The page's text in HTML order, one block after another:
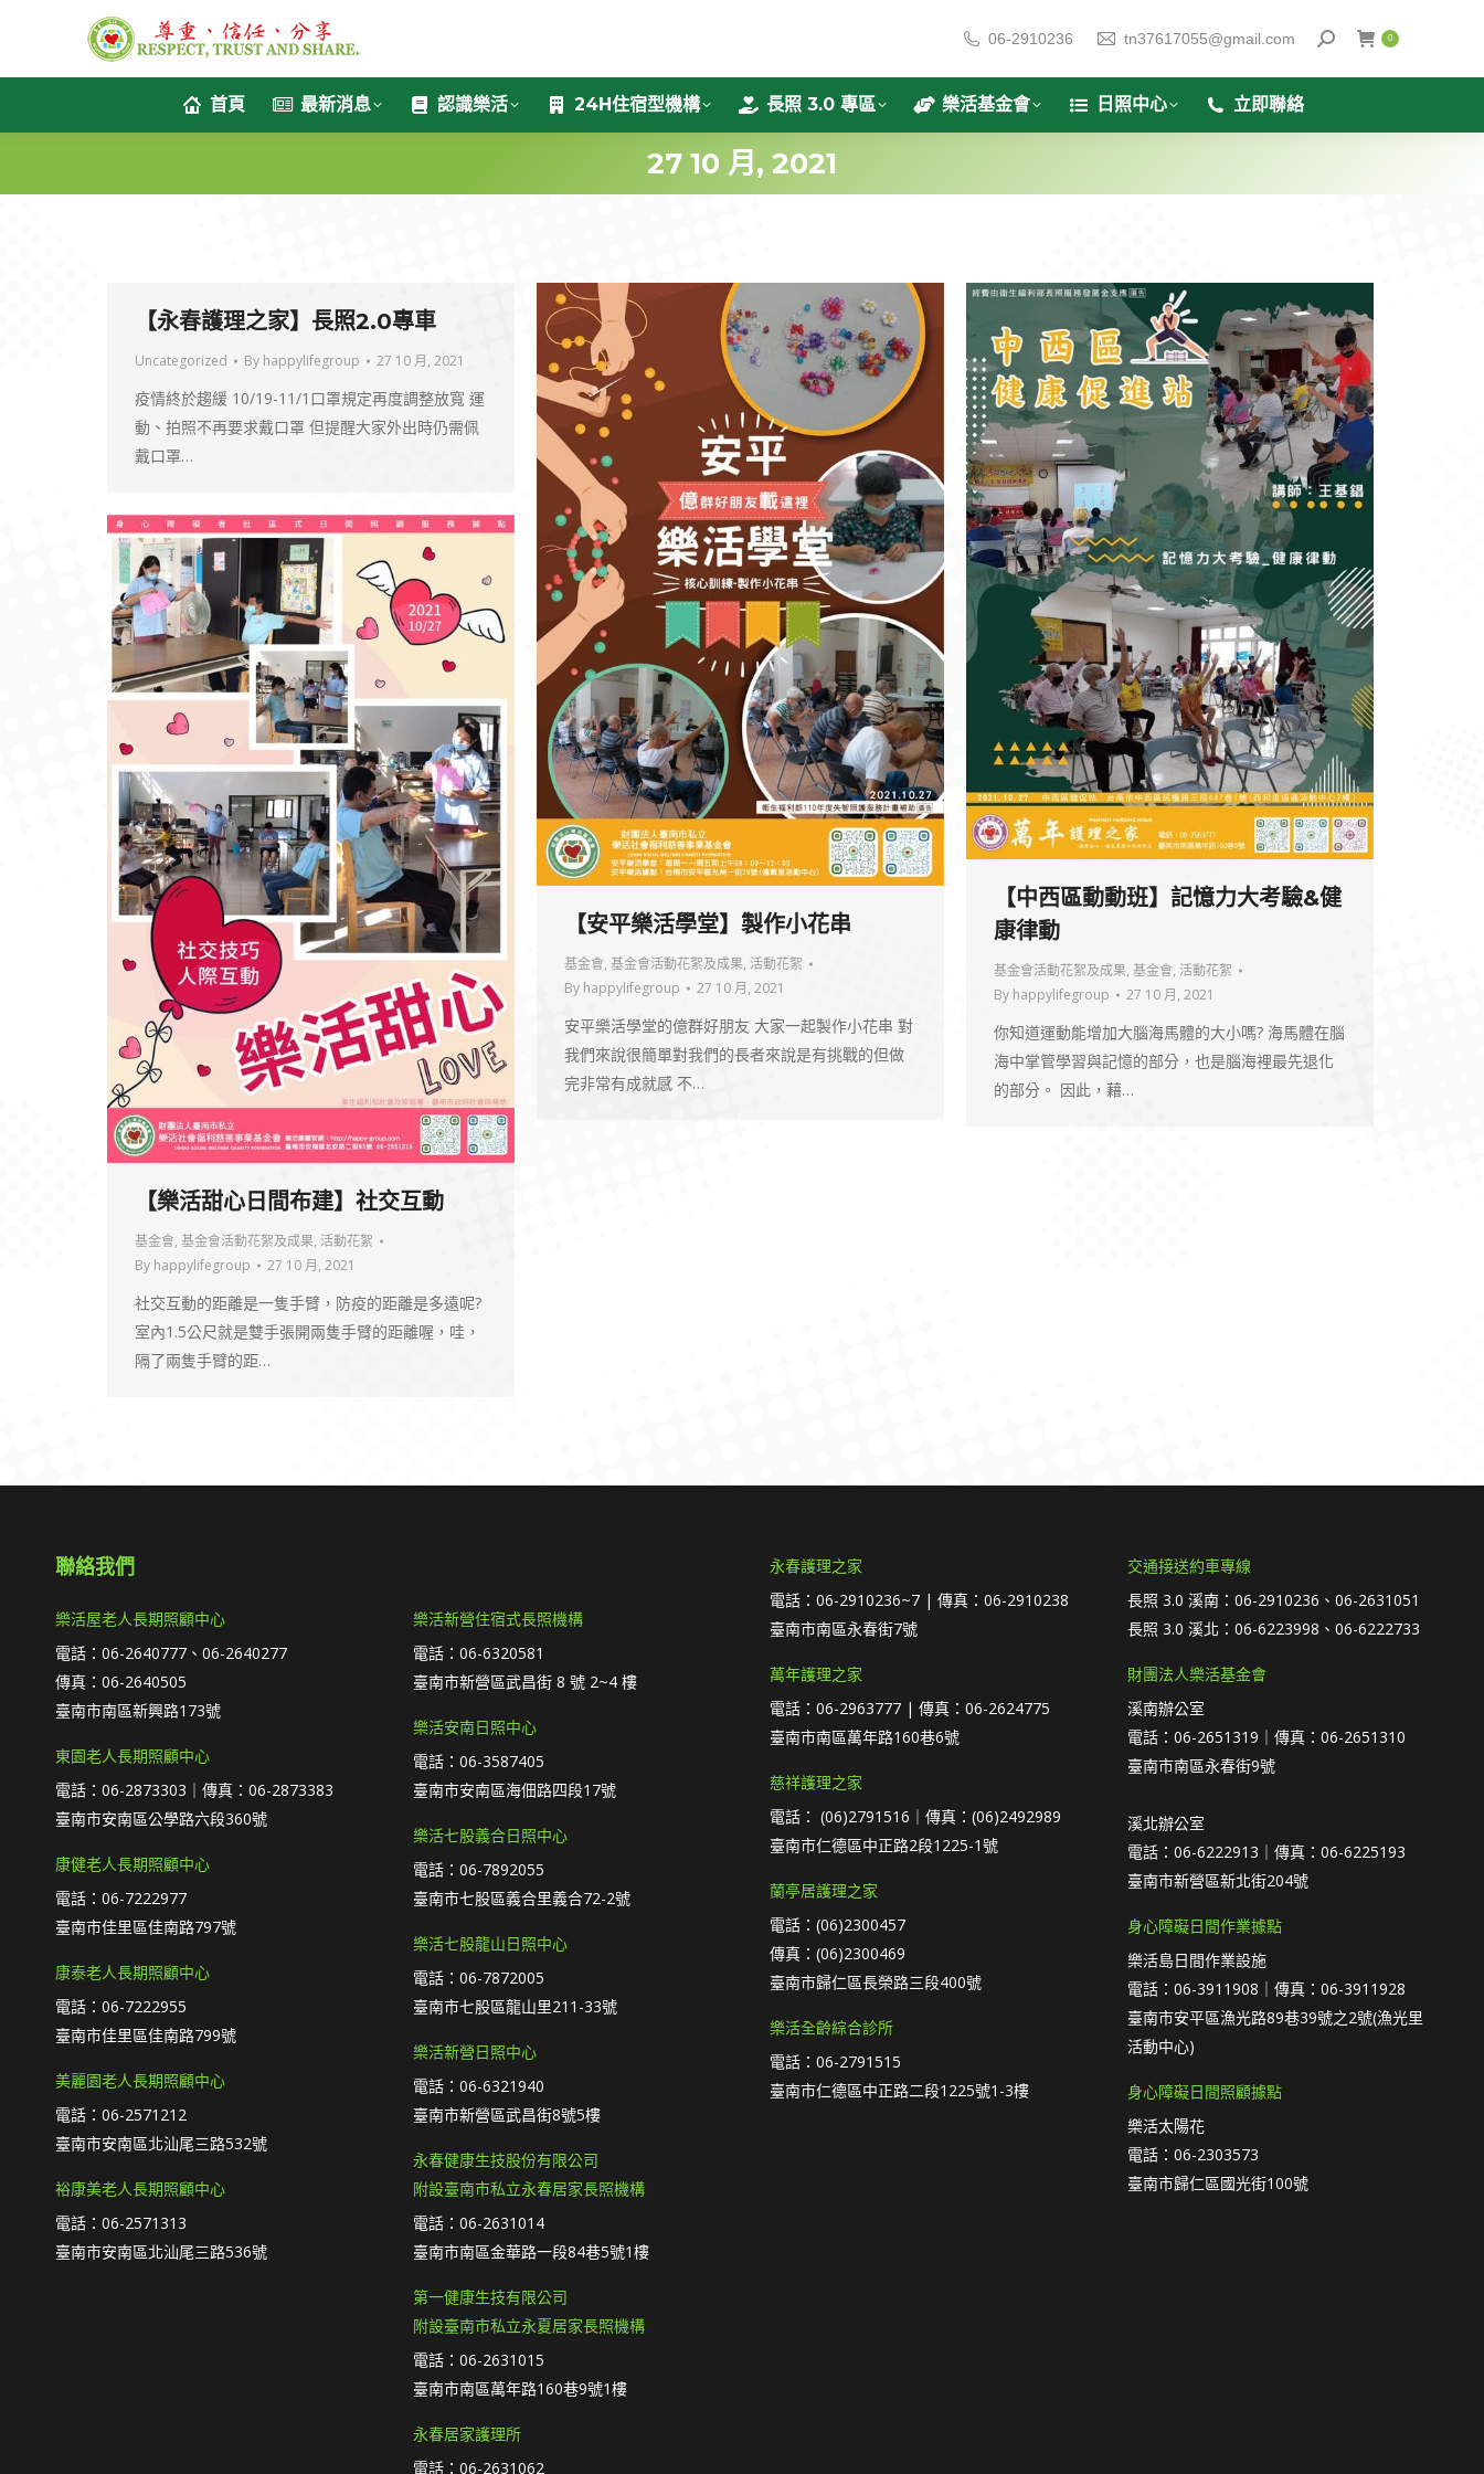
06-2910236 tn37617055@gmail.com 0
首頁 最新消息 認識樂活 24H住宿型機構 長照 3.0 專區 樂活基金會 日照中心 立即聯絡
27 10 月, 2021
【永春護理之家】長照2.0專車
Uncategorized By happylifegroup 27 10 月, 2021
疫情終於趨緩 10/19-11/1口罩規定再度調整放寬 運
動、拍照不再要求戴口罩 但提醒大家外出時仍需佩
戴口罩…
【安平樂活學堂】製作小花串
基金會, 基金會活動花絮及成果, 活動花絮
By happylifegroup 27 10 月, 2021
安平樂活學堂的億群好朋友 大家一起製作小花串 對
我們來說很簡單對我們的長者來說是有挑戰的但做
完非常有成就感 不…
【中西區動動班】記憶力大考驗&健
康律動
基金會活動花絮及成果, 基金會, 活動花絮
By happylifegroup 27 10 月, 2021
你知道運動能增加大腦海馬體的大小嗎? 海馬體在腦
海中掌管學習與記憶的部分，也是腦海裡最先退化
的部分。 因此，藉…
【樂活甜心日間布建】社交互動
基金會, 基金會活動花絮及成果, 活動花絮
By happylifegroup 27 10 月, 2021
社交互動的距離是一隻手臂，防疫的距離是多遠呢?
室內1.5公尺就是雙手張開兩隻手臂的距離喔，哇，
隔了兩隻手臂的距…
聯絡我們
樂活屋老人長期照顧中心
電話：06-2640777、06-2640277
傳真：06-2640505
臺南市南區新興路173號
東園老人長期照顧中心
電話：06-2873303｜傳真：06-2873383
臺南市安南區公學路六段360號
康健老人長期照顧中心
電話：06-7222977
臺南市佳里區佳南路797號
康泰老人長期照顧中心
電話：06-7222955
臺南市佳里區佳南路799號
美麗園老人長期照顧中心
電話：06-2571212
臺南市安南區北汕尾三路532號
裕康美老人長期照顧中心
電話：06-2571313
臺南市安南區北汕尾三路536號
樂活新營住宿式長照機構
電話：06-6320581
臺南市新營區武昌街 8 號 2~4 樓
樂活安南日照中心
電話：06-3587405
臺南市安南區海佃路四段17號
樂活七股義合日照中心
電話：06-7892055
臺南市七股區義合里義合72-2號
樂活七股龍山日照中心
電話：06-7872005
臺南市七股區龍山里211-33號
樂活新營日照中心
電話：06-6321940
臺南市新營區武昌街8號5樓
永春健康生技股份有限公司
附設臺南市私立永春居家長照機構
電話：06-2631014
臺南市南區金華路一段84巷5號1樓
第一健康生技有限公司
附設臺南市私立永夏居家長照機構
電話：06-2631015
臺南市南區萬年路160巷9號1樓
永春居家護理所
電話：06-2631062
永春護理之家
電話：06-2910236~7 | 傳真：06-2910238
臺南市南區永春街7號
萬年護理之家
電話：06-2963777 | 傳真：06-2624775
臺南市南區萬年路160巷6號
慈祥護理之家
電話： (06)2791516｜傳真：(06)2492989
臺南市仁德區中正路2段1225-1號
蘭亭居護理之家
電話：(06)2300457
傳真：(06)2300469
臺南市歸仁區長榮路三段400號
樂活全齡綜合診所
電話：06-2791515
臺南市仁德區中正路二段1225號1-3樓
交通接送約車專線
長照 3.0 溪南：06-2910236、06-2631051
長照 3.0 溪北：06-6223998、06-6222733
財團法人樂活基金會
溪南辦公室
電話：06-2651319｜傳真：06-2651310
臺南市南區永春街9號
溪北辦公室
電話：06-6222913｜傳真：06-6225193
臺南市新營區新北街204號
身心障礙日間作業據點
樂活島日間作業設施
電話：06-3911908｜傳真：06-3911928
臺南市安平區漁光路89巷39號之2號(漁光里
活動中心)
身心障礙日間照顧據點
樂活太陽花
電話：06-2303573
臺南市歸仁區國光街100號